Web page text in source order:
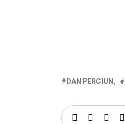
DAN PERCIUN